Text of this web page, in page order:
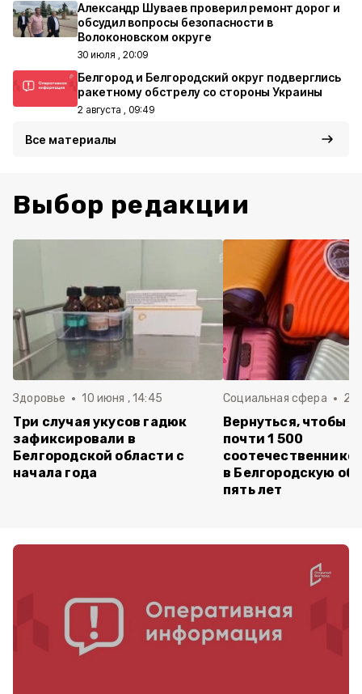
Александр Шуваев проверил ремонт дорог и
обсудил вопросы безопасности в
Волоконовском округе
30 июля , 20:09
Белгород и Белгородский округ подверглись
ракетному обстрелу со стороны Украины
2 августа , 09:49
Все материалы
Выбор редакции
Здоровье 10 июня , 14:45
Три случая укусов гадюк
зафиксировали в
Белгородской области с
начала года
Социальная сфера 20
Вернуться, чтобы
почти 1 500
в Белгородскую
пять лет